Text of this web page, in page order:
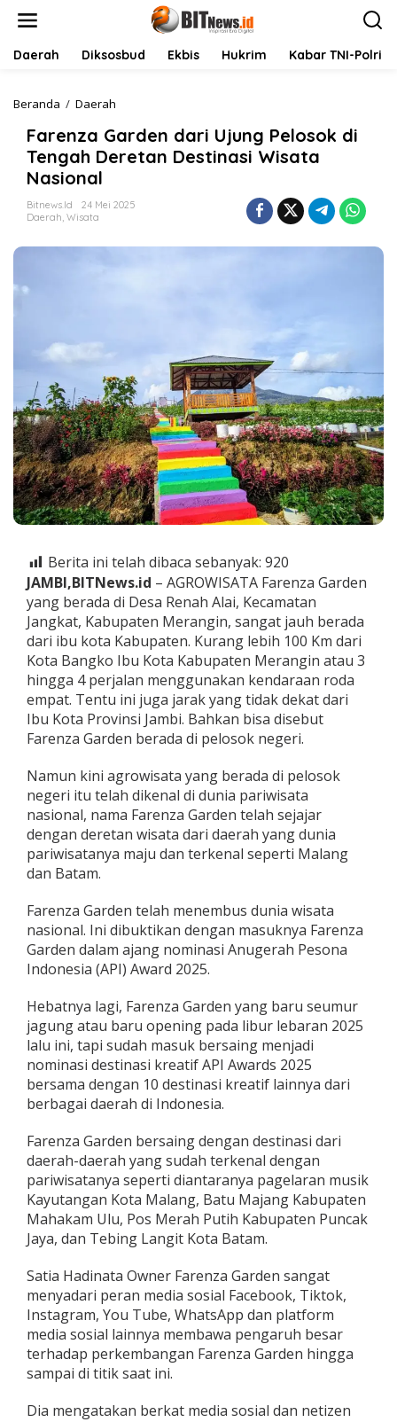
Daerah Diksosbud Ekbis Hukrim Kabar TNI-Polri
Beranda / Daerah
r
e
n
a
r
U
j
u
n
g
P
e
l
o
s
d
i
T
n
g
a
h
D
e
r
e
a
n
D
e
s
t
s
i
W
i
a
t
a
N
a
i
o
a
l
Farenza Garden dari Ujung Pelosok di
Tengah Deretan Destinasi Wisata
Nasional
Bitnews.id
24 Mei 2025
Daerah, Wisata
Berita ini telah dibaca sebanyak: 920
JAMBI,BITNews.id – AGROWISATA Farenza Garden
yang berada di Desa Renah Alai, Kecamatan
Jangkat, Kabupaten Merangin, sangat jauh berada
dari ibu kota Kabupaten. Kurang lebih 100 Km dari
Kota Bangko Ibu Kota Kabupaten Merangin atau 3
hingga 4 perjalan menggunakan kendaraan roda
empat. Tentu ini juga jarak yang tidak dekat dari
Ibu Kota Provinsi Jambi. Bahkan bisa disebut
Farenza Garden berada di pelosok negeri.
Namun kini agrowisata yang berada di pelosok
negeri itu telah dikenal di dunia pariwisata
nasional, nama Farenza Garden telah sejajar
dengan deretan wisata dari daerah yang dunia
pariwisatanya maju dan terkenal seperti Malang
dan Batam.
Farenza Garden telah menembus dunia wisata
nasional. Ini dibuktikan dengan masuknya Farenza
Garden dalam ajang nominasi Anugerah Pesona
Indonesia (API) Award 2025.
Hebatnya lagi, Farenza Garden yang baru seumur
jagung atau baru opening pada libur lebaran 2025
lalu ini, tapi sudah masuk bersaing menjadi
nominasi destinasi kreatif API Awards 2025
bersama dengan 10 destinasi kreatif lainnya dari
berbagai daerah di Indonesia.
Farenza Garden bersaing dengan destinasi dari
daerah-daerah yang sudah terkenal dengan
pariwisatanya seperti diantaranya pagelaran musik
Kayutangan Kota Malang, Batu Majang Kabupaten
Mahakam Ulu, Pos Merah Putih Kabupaten Puncak
Jaya, dan Tebing Langit Kota Batam.
Satia Hadinata Owner Farenza Garden sangat
menyadari peran media sosial Facebook, Tiktok,
Instagram, You Tube, WhatsApp dan platform
media sosial lainnya membawa pengaruh besar
terhadap perkembangan Farenza Garden hingga
sampai di titik saat ini.
Dia mengatakan berkat media sosial dan netizen